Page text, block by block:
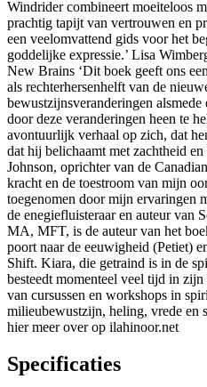
Windrider combineert moeiteloos
prachtig tapijt van vertrouwen en
een veelomvattend gids voor het
goddelijke expressie.’ Lisa
New Brains ‘Dit boek geeft ons
als rechterhersenhelft van de
bewustzijnsveranderingen
door deze veranderingen heen te
avontuurlijk verhaal op zich, dat
dat hij belichaamt met zachtheid
Johnson, oprichter van de
kracht en de toestroom van mijn
toegenomen door mijn ervaringen
de enegiefluisteraar en auteur van
MA, MFT, is de auteur van het
poort naar de eeuwigheid (Petiet)
Shift. Kiara, die getraind is in de
besteedt momenteel veel tijd in
van cursussen en workshops in
milieubewustzijn, heling, vrede en
hier meer over op ilahinoor.net
Specificaties